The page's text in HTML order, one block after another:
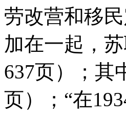
劳改营和移
加在一起，
637页）；其
页）；“在